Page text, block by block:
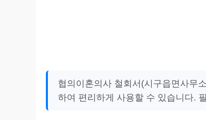
협의이혼의사 철회서(시구읍면사무
하여 편리하게 사용할 수 있습니다.